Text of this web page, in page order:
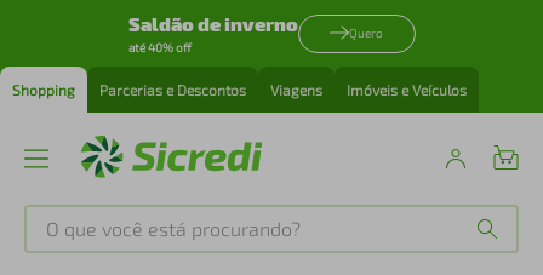
Saldão de inverno
até 40% off
Quero
Shopping Parcerias e Descontos Viagens Imóveis e Veículos
O que você está procurando?